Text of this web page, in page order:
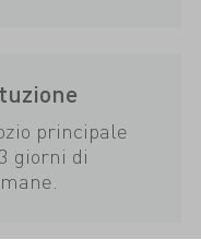
principale
giorni di